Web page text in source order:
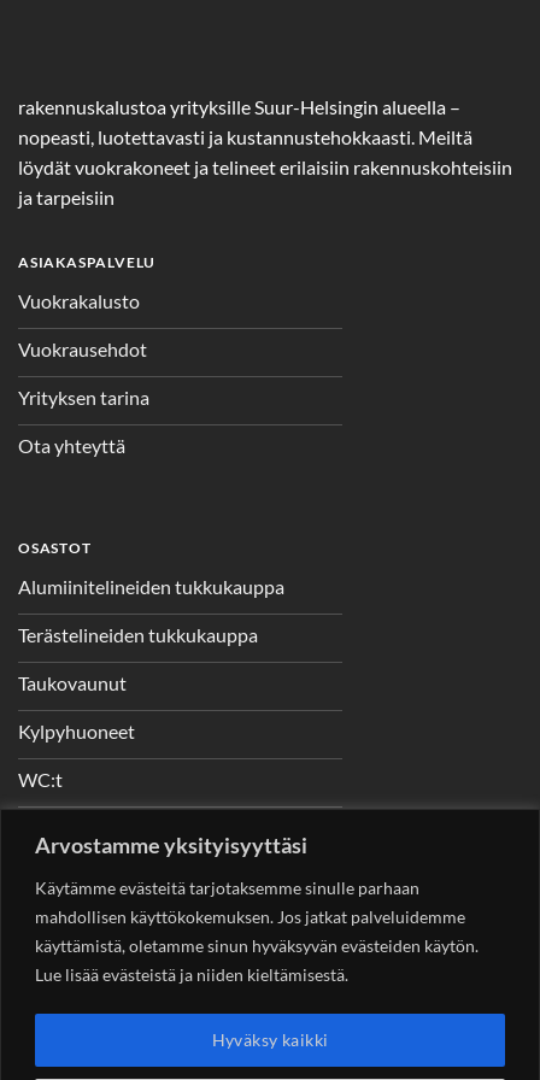
Arvostamme yksityisyyttäsi
Käytämme evästeitä tarjotaksemme sinulle parhaan
mahdollisen käyttökokemuksen. Jos jatkat palveluidemme
käyttämistä, oletamme sinun hyväksyvän evästeiden käytön.
Lue lisää evästeistä ja niiden kieltämisestä.
Hyväksy kaikki
rakennuskalustoa yrityksille Suur-Helsingin alueella –
nopeasti, luotettavasti ja kustannustehokkaasti. Meiltä
löydät vuokrakoneet ja telineet erilaisiin rakennuskohteisiin
ja tarpeisiin
ASIAKASPALVELU
Vuokrakalusto
Vuokrausehdot
Yrityksen tarina
Ota yhteyttä
OSASTOT
Alumiinitelineiden tukkukauppa
Terästelineiden tukkukauppa
Taukovaunut
Kylpyhuoneet
WC:t
YHTEYSTIEDOT
Helsingin Rakennuskonevuokraus OySotungintie 449,
00890 Helsinki 0400 99 53 63
asiakaspalvelu@rakennuskonevuokraus.fi